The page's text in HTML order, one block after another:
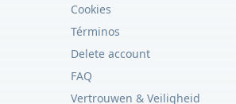
Cookies
Términos
Delete account
FAQ
Vertrouwen & Veiligheid